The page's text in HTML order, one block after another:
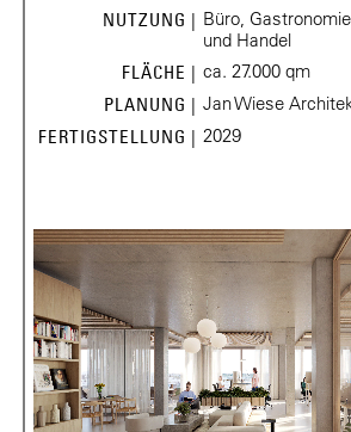
NUTZUNG | Büro,
und Handel
FLÄCHE | ca. 27.000 qm
PLANUNG | Jan Wiese
FERTIGSTELLUNG | 2029